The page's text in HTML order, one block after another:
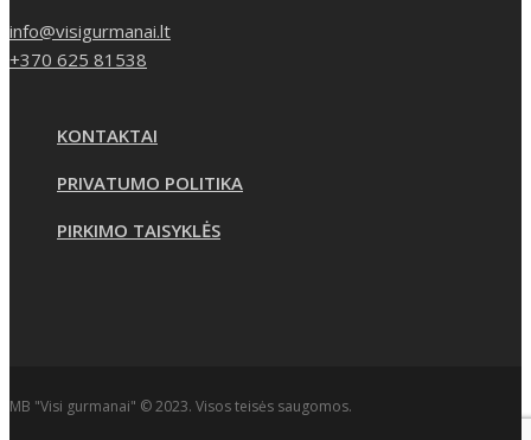
info@visigurmanai.lt
+370 625 81538
KONTAKTAI
PRIVATUMO POLITIKA
PIRKIMO TAISYKLĖS
MB "Visi gurmanai" © 2023. Visos teisės saugomos.